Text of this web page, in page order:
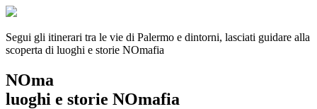
Segui gli itinerari tra le vie di Palermo e dintorni, lasciati guidare alla
scoperta di luoghi e storie NOmafia
NOma
luoghi e storie NOmafia